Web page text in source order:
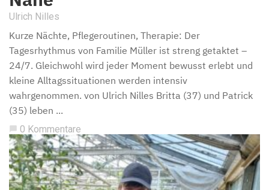
Ulrich Nilles
Kurze Nächte, Pflegeroutinen, Therapie: Der
Tagesrhythmus von Familie Müller ist streng getaktet –
24/7. Gleichwohl wird jeder Moment bewusst erlebt und
kleine Alltagssituationen werden intensiv
wahrgenommen. von Ulrich Nilles Britta (37) und Patrick
(35) leben ...
0 Kommentare